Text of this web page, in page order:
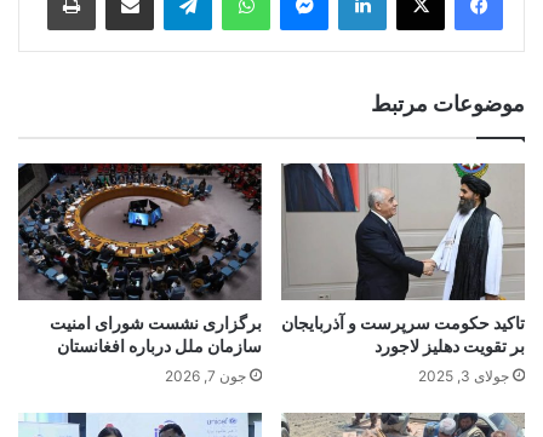
موضوعات مرتبط
تاکید حکومت سرپرست‌ و آذربایجان
بر تقویت دهلیز لاجورد
جولای 3, 2025
برگزاری نشست شورای امنیت
سازمان ملل درباره افغانستان
جون 7, 2026